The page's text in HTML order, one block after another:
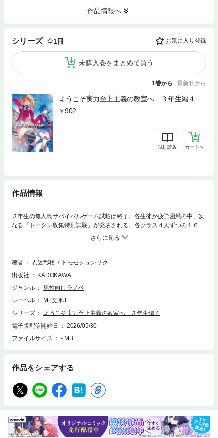
作品情報へ
シリーズ 全1冊 お気に入り登録
未購入巻をまとめて買う
1巻から | 最新刊から
ようこそ実力至上主義の教室へ ３年生編４
902
試し読み カートへ
作品情報
３年生の無人島サバイバルゲーム試験は終了。各生徒が疲労困憊の中、次
なる『トークン収集特別試験』が発表される。各クラス４人ずつの１６人
で１グループを作りトークンを収集。全１０グループでの順位を競いなが
らも、試験中にトークンが最初に０になった生徒、試験終了時トークン数
が学年最下位の生徒は退学となる。さらにトークンを得る課題も、学力、
運動能力といった素の実力が試されるもの。トークンは譲渡可能なもの
ルを利用したある生徒の暴走が始まり――!?「おまえを退学者にすると決
めたのはオレだからな。それくらいの望みは聞こうか」●アプリ「よう実
ード付き※紙書籍の場合はキャンペーン帯がついているもののみ対象、電
子版は巻末に掲載2027/5/25 23:59まで
著者 衣笠彰梧
トモセシュンサク
出版社
KADOKAWA
ジャンル
男性向けラノベ
レーベル
MF文庫J
シリーズ
ようこそ実力至上主義の教室へ ３年生編４
電子版配信開始日
2026/05/30
ファイルサイズ
- MB
作品をシェアする